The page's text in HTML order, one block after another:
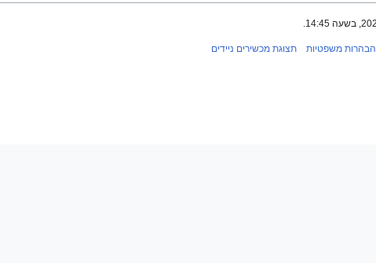
הבהרות משפטיות תצוגת מכשירים ניידים